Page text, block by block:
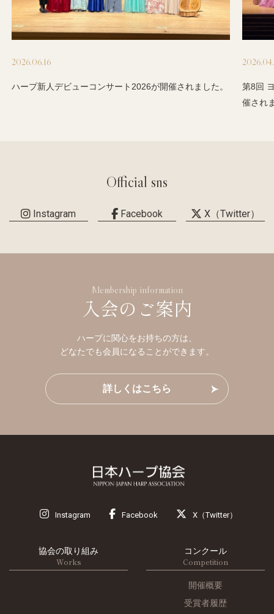
2026.06.16
ハープ新人デビューコンサート2026が開催されました。
第8回
催され
Official sns
Instagram Facebook X（Twitter）
Membership information
入会のご案内
ハープに関心をお持ちの方は、
どなたでも会員になることができます。
詳しくはこちら
Instagram Facebook X（Twitter）
協会の取り組み
Works
コンクール
Competition
開催概要
受賞者履歴